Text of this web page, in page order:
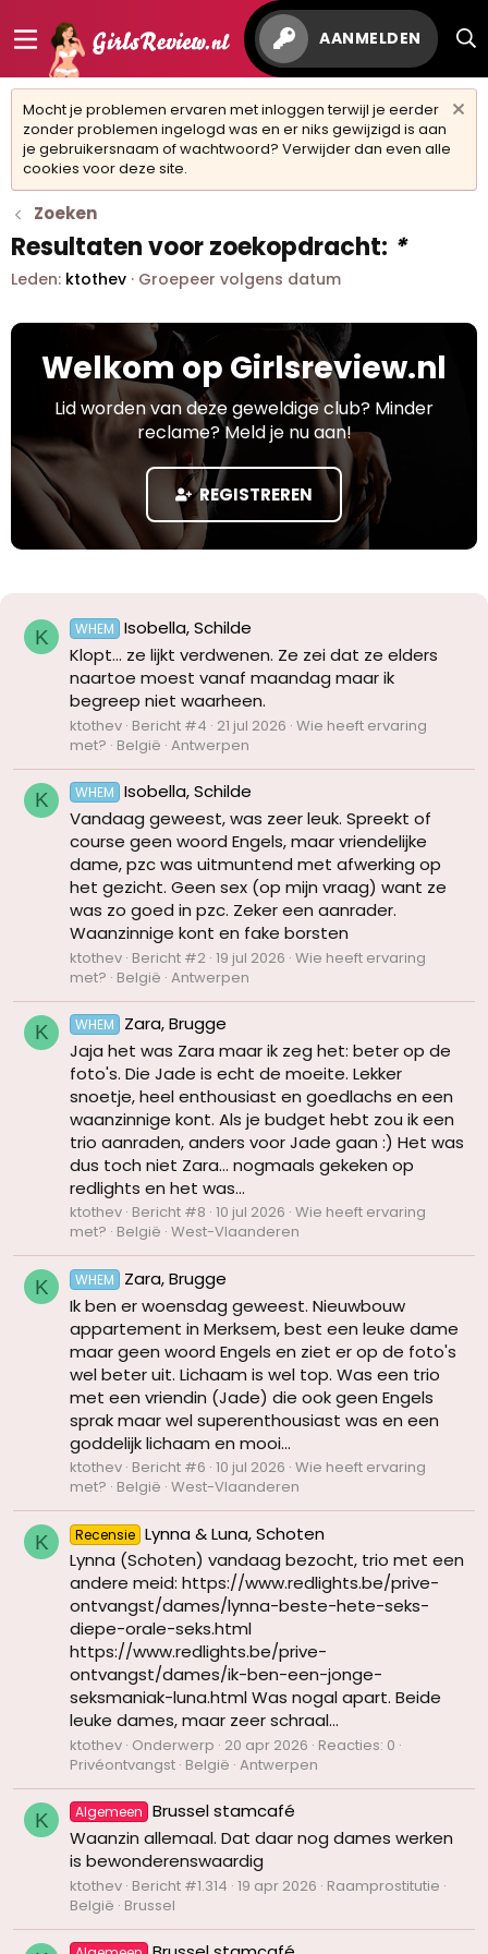
AANMELDEN
Mocht je problemen ervaren met inloggen terwijl je eerder
zonder problemen ingelogd was en er niks gewijzigd is aan
je gebruikersnaam of wachtwoord? Verwijder dan even alle
cookies voor deze site.
Zoeken
Resultaten voor zoekopdracht: *
Leden: ktothev Groepeer volgens datum
Welkom op Girlsreview.nl
Lid worden van deze geweldige club? Minder
reclame? Meld je nu aan!
REGISTREREN
K WHEM
Isobella, Schilde
Klopt... ze lijkt verdwenen. Ze zei dat ze elders
naartoe moest vanaf maandag maar ik
begreep niet waarheen.
ktothev Bericht #4 21 jul 2026 Wie heeft ervaring
met? België Antwerpen
K WHEM
Isobella, Schilde
Vandaag geweest, was zeer leuk. Spreekt of
course geen woord Engels, maar vriendelijke
dame, pzc was uitmuntend met afwerking op
het gezicht. Geen sex (op mijn vraag) want ze
was zo goed in pzc. Zeker een aanrader.
Waanzinnige kont en fake borsten
ktothev Bericht #2 19 jul 2026 Wie heeft ervaring
met? België Antwerpen
K WHEM
Zara, Brugge
Jaja het was Zara maar ik zeg het: beter op de
foto's. Die Jade is echt de moeite. Lekker
snoetje, heel enthousiast en goedlachs en een
waanzinnige kont. Als je budget hebt zou ik een
trio aanraden, anders voor Jade gaan :) Het was
dus toch niet Zara... nogmaals gekeken op
redlights en het was...
ktothev Bericht #8 10 jul 2026 Wie heeft ervaring
met? België West-Vlaanderen
K WHEM
Zara, Brugge
Ik ben er woensdag geweest. Nieuwbouw
appartement in Merksem, best een leuke dame
maar geen woord Engels en ziet er op de foto's
wel beter uit. Lichaam is wel top. Was een trio
met een vriendin (Jade) die ook geen Engels
sprak maar wel superenthousiast was en een
goddelijk lichaam en mooi...
ktothev Bericht #6 10 jul 2026 Wie heeft ervaring
met? België West-Vlaanderen
K Recensie Lynna & Luna, Schoten
Lynna (Schoten) vandaag bezocht, trio met een
andere meid: https://www.redlights.be/prive-
ontvangst/dames/lynna-beste-hete-seks-
diepe-orale-seks.html
https://www.redlights.be/prive-
ontvangst/dames/ik-ben-een-jonge-
seksmaniak-luna.html Was nogal apart. Beide
leuke dames, maar zeer schraal...
ktothev Onderwerp 20 apr 2026 Reacties: 0
Privéontvangst België Antwerpen
K Algemeen
Brussel stamcafé
Waanzin allemaal. Dat daar nog dames werken
is bewonderenswaardig
ktothev Bericht #1.314 19 apr 2026 Raamprostitutie
België Brussel